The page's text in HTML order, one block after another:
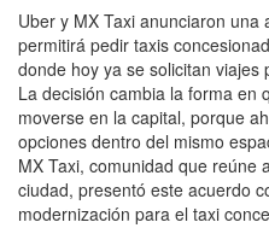
Uber y MX Taxi anunciaron
permitirá pedir taxis
donde hoy ya se solicitan viajes
La decisión cambia la forma en
moverse en la capital, porque
opciones dentro del mismo
MX Taxi, comunidad que reúne
ciudad, presentó este acuerdo
modernización para el taxi